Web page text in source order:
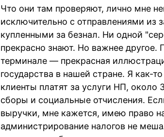
Что они там проверяют, лично мне
исключительно с отправлениями из
купленными за безнал. Ни одной
прекрасно знают. Но важнее
терминале — прекрасная
государства в нашей стране. Я как-
клиенты платят за услуги НП,
сборы и социальные отчисления.
выручки, мне кажется, имею право
администрирование налогов не